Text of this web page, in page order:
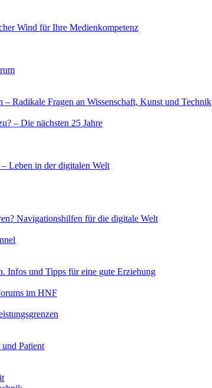
Wind für Ihre Medienkompetenz
– Radikale Fragen an Wissenschaft, Kunst und Technik
– Die nächsten 25 Jahre
– Leben in der digitalen Welt
Navigationshilfen für die digitale Welt
Infos und Tipps für eine gute Erziehung
im HNF
Patient